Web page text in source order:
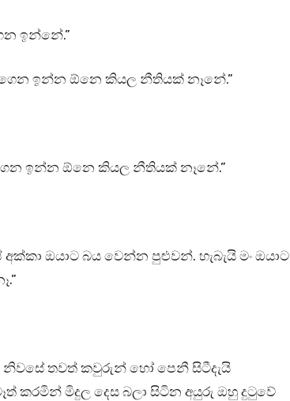
ඉන්නේ.”
ඉන්න ඕනෙ කියල නීතියක් නෑනේ.”
ඉන්න ඕනෙ කියල නීතියක් නෑනේ.”
ඔයාට බය වෙන්න පුළුවන්. හැබැයි මං ඔයාට
නිවසේ තවත් කවුරුන් හෝ පෙනී සිටීදැයි
කරමින් මිදුල දෙස බලා සිටින අයුරු ඔහු දුටුවේ